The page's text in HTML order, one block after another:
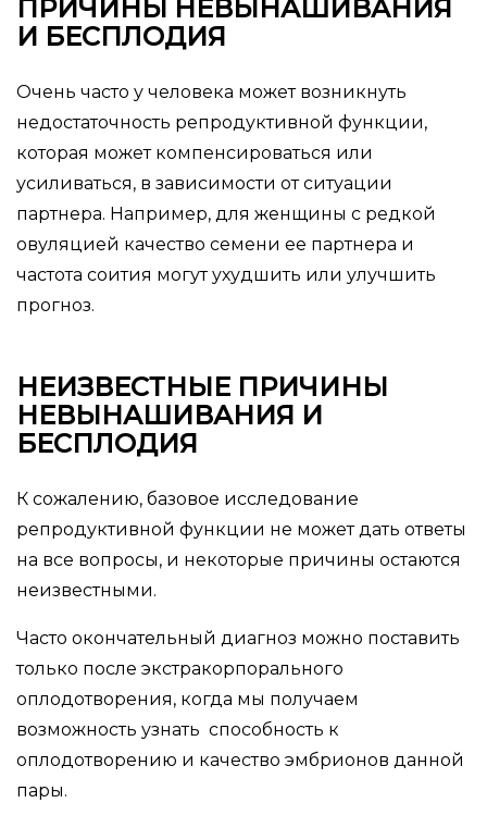
ПРИЧИНЫ НЕВЫНАШИВАНИЯ
И БЕСПЛОДИЯ
Очень часто у человека может возникнуть
недостаточность репродуктивной функции,
которая может компенсироваться или
усиливаться, в зависимости от ситуации
партнера. Например, для женщины с редкой
овуляцией качество семени ее партнера и
частота соития могут ухудшить или улучшить
прогноз.
НЕИЗВЕСТНЫЕ ПРИЧИНЫ
НЕВЫНАШИВАНИЯ И
БЕСПЛОДИЯ
К сожалению, базовое исследование
репродуктивной функции не может дать ответы
на все вопросы, и некоторые причины остаются
неизвестными.
Часто окончательный диагноз можно поставить
только после экстракорпорального
оплодотворения, когда мы получаем
возможность узнать способность к
оплодотворению и качество эмбрионов данной
пары.